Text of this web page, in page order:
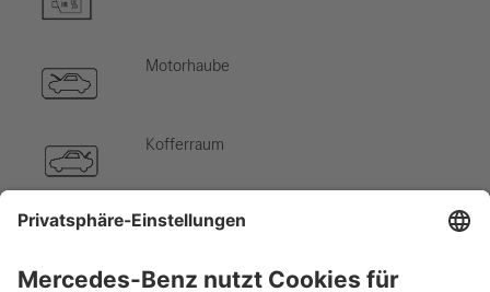
Motorhaube
Kofferraum
Smart-Schlüssel entfernen